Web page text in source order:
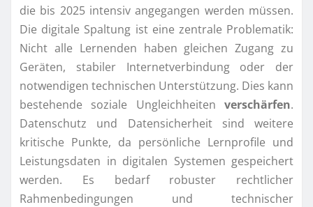
die bis 2025 intensiv angegangen werden müssen.
Die digitale Spaltung ist eine zentrale Problematik:
Nicht alle Lernenden haben gleichen Zugang zu
Geräten, stabiler Internetverbindung oder der
notwendigen technischen Unterstützung. Dies kann
bestehende soziale Ungleichheiten verschärfen.
Datenschutz und Datensicherheit sind weitere
kritische Punkte, da persönliche Lernprofile und
Leistungsdaten in digitalen Systemen gespeichert
werden. Es bedarf robuster rechtlicher
Rahmenbedingungen und technischer